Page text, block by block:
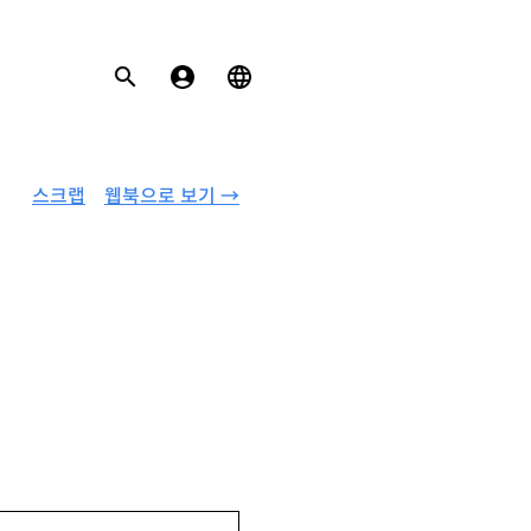
웹북으로 보기 →
스크랩